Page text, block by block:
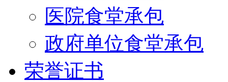
医院食堂承包
政府单位食堂承包
荣誉证书